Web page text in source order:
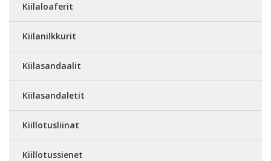
Kiilaloaferit
Kiilanilkkurit
Kiilasandaalit
Kiilasandaletit
Kiillotusliinat
Kiillotussienet